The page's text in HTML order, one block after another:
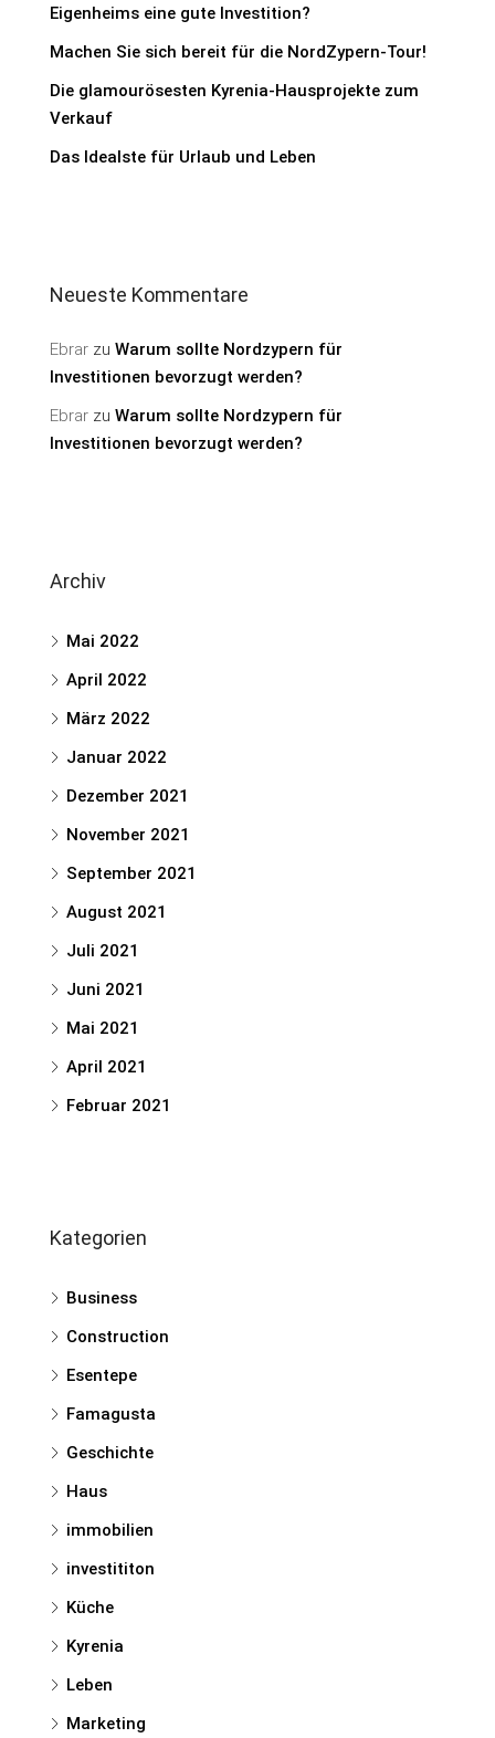
Eigenheims eine gute Investition?
Machen Sie sich bereit für die NordZypern-Tour!
Die glamourösesten Kyrenia-Hausprojekte zum
Verkauf
Das Idealste für Urlaub und Leben
Neueste Kommentare
Ebrar zu Warum sollte Nordzypern für
Investitionen bevorzugt werden?
Ebrar zu Warum sollte Nordzypern für
Investitionen bevorzugt werden?
Archiv
Mai 2022
April 2022
März 2022
Januar 2022
Dezember 2021
November 2021
September 2021
August 2021
Juli 2021
Juni 2021
Mai 2021
April 2021
Februar 2021
Kategorien
Business
Construction
Esentepe
Famagusta
Geschichte
Haus
immobilien
investititon
Küche
Kyrenia
Leben
Marketing